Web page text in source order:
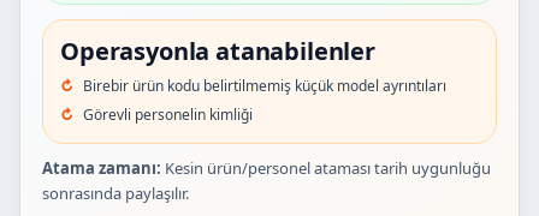
Operasyonla atanabilenler
Birebir ürün kodu belirtilmemiş küçük model ayrıntıları
Görevli personelin kimliği
Atama zamanı: Kesin ürün/personel ataması tarih uygunluğu
sonrasında paylaşılır.